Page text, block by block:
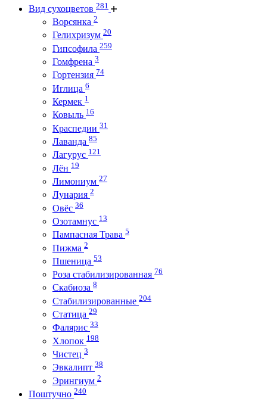
Вид сухоцветов 281
Ворсянка 2
Гелихризум 20
Гипсофила 259
Гомфрена 3
Гортензия 74
Иглица 6
Кермек 1
Ковыль 16
Краспедии 31
Лаванда 85
Лагурус 121
Лён 19
Лимониум 27
Лунария 2
Овёс 36
Озотамнус 13
Пампасная Трава 5
Пижма 2
Пшеница 53
Роза стабилизированная 76
Скабиоза 8
Стабилизированные 204
Статица 29
Фалярис 33
Хлопок 198
Чистец 3
Эвкалипт 38
Эрингиум 2
Поштучно 240